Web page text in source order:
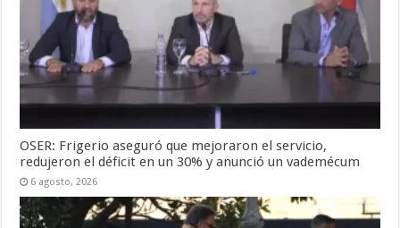
OSER: Frigerio aseguró que mejoraron el servicio,
redujeron el déficit en un 30% y anunció un vademécum
6 agosto, 2026